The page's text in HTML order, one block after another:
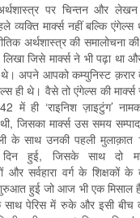
अर्थशास्त्र पर चिन्तन और
व्यक्ति मार्क्स नहीं बल्कि
अर्थशास्त्र की समालोचना
लिखा जिसे मार्क्स ने भी पढ़ा था
थे। अपने आपको कम्युनिस्ट
ही थे। वैसे तो एंगेल्स की मार्क्स
में ही ‘राइनिश ज़ाइटुंग’
जिसका मार्क्स उस समय
के साथ उनकी पहली
हुई, जिसके साथ दो
और सर्वहारा वर्ग के शिक्षकों
हुई जो आज भी एक मिसाल
साथ पेरिस में रुके और इसी बीच